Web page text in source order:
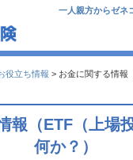
一人親方からゼネ
役立ち情報 > お金に関する情報
報（ETF（上場
何か？）